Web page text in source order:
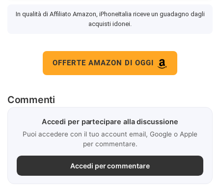
In qualità di Affiliato Amazon, iPhoneItalia riceve un guadagno dagli
acquisti idonei.
OFFERTE AMAZON DI OGGI
Commenti
Accedi per partecipare alla discussione
Puoi accedere con il tuo account email, Google o Apple
per commentare.
Accedi per commentare